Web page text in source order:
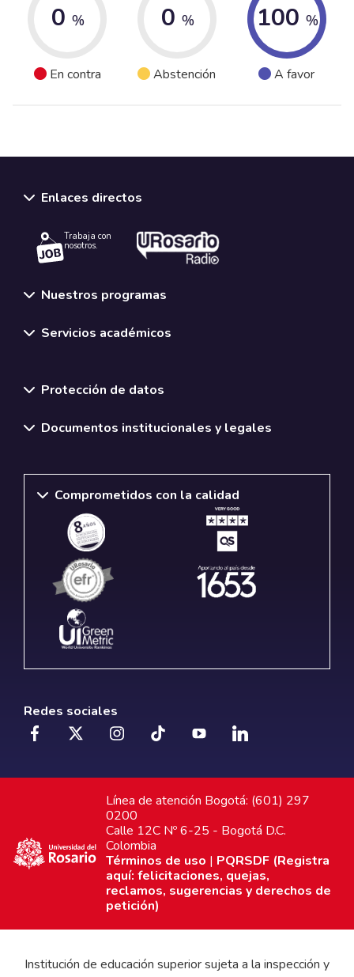
0 %
En contra
0 %
Abstención
100 %
A favor
Enlaces directos
Trabaja con
nosotros.
Nuestros programas
Servicios académicos
Protección de datos
Documentos institucionales y legales
Comprometidos con la calidad
Redes sociales
Línea de atención Bogotá: (601) 297
0200
Calle 12C Nº 6-25 - Bogotá D.C.
Colombia
Términos de uso | PQRSDF (Registra
aquí: felicitaciones, quejas,
reclamos, sugerencias y derechos de
petición)
Institución de educación superior sujeta a la inspección y